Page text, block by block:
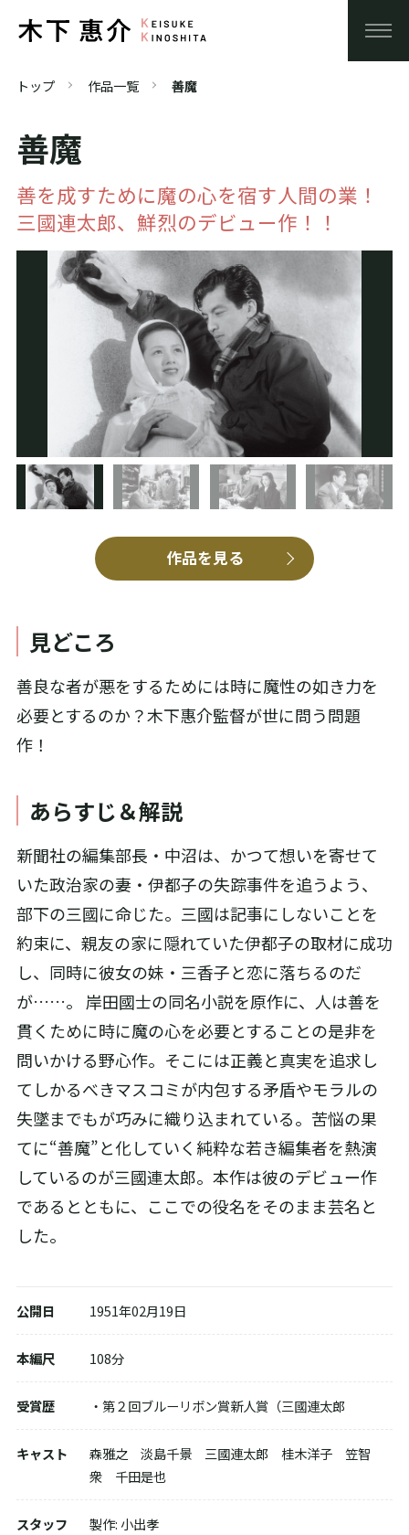
トップ 作品一覧 善魔
善魔
善を成すために魔の心を宿す人間の業！
三國連太郎、鮮烈のデビュー作！！
作品を見る
配信で視聴する
見どころ
善良な者が悪をするためには時に魔性の如き力を
必要とするのか？木下惠介監督が世に問う問題
作！
あらすじ＆解説
新聞社の編集部長・中沼は、かつて想いを寄せて
いた政治家の妻・伊都子の失踪事件を追うよう、
部下の三國に命じた。三國は記事にしないことを
約束に、親友の家に隠れていた伊都子の取材に成功
し、同時に彼女の妹・三香子と恋に落ちるのだ
が……。 岸田國士の同名小説を原作に、人は善を
貫くために時に魔の心を必要とすることの是非を
問いかける野心作。そこには正義と真実を追求し
てしかるべきマスコミが内包する矛盾やモラルの
失墜までもが巧みに織り込まれている。苦悩の果
てに“善魔”と化していく純粋な若き編集者を熱演
しているのが三國連太郎。本作は彼のデビュー作
であるとともに、ここでの役名をそのまま芸名と
した。
公開日 1951年02月19日
本編尺 108分
受賞歴 ・第２回ブルーリボン賞新人賞（三國連太郎
キャスト
森雅之 淡島千景 三國連太郎 桂木洋子 笠智
衆 千田是也
スタッフ
製作: 小出孝